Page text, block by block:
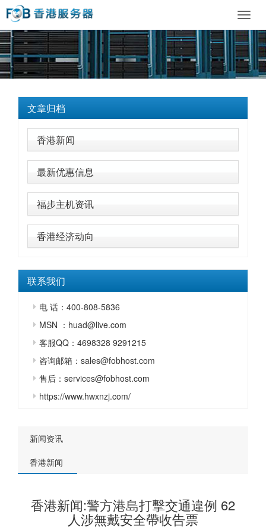
文章归档
香港新闻
最新优惠信息
福步主机资讯
香港经济动向
联系我们
电 话：400-808-5836
MSN ：huad@live.com
客服QQ：4698328 9291215
咨询邮箱：sales@fobhost.com
售后：services@fobhost.com
https://www.hwxnzj.com/
新闻资讯
香港新闻
香港新闻:警方港島打擊交通違例 62
人涉無戴安全帶收告票